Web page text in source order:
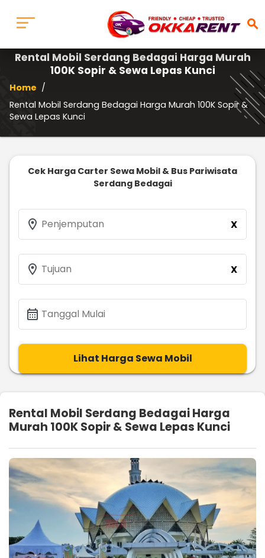
search
Rental Mobil Serdang Bedagai Harga Murah
100K Sopir & Sewa Lepas Kunci
Home /
Rental Mobil Serdang Bedagai Harga Murah 100K Sopir &
Sewa Lepas Kunci
Cek Harga Carter Sewa Mobil & Bus Pariwisata
Serdang Bedagai
location_on Penjemputan X
location_on Tujuan X
calendar_month Tanggal Mulai
Lihat Harga Sewa Mobil
Rental Mobil Serdang Bedagai Harga
Murah 100K Sopir & Sewa Lepas Kunci